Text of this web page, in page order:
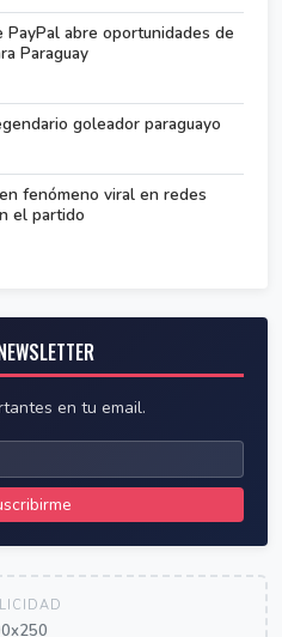
abre oportunidades de
Paraguay
goleador paraguayo
fenómeno viral en redes
el partido
en tu email.